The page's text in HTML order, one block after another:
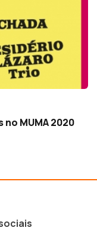
MUMA 2020